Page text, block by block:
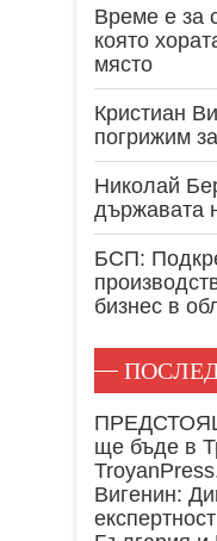
Време е за
която
място
Кристиан
погрижим
Николай
държавата
БСП:
бизнес в
ще бъде в
Вигенин: